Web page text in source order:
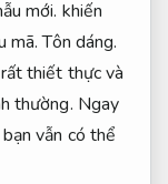
mới. khiến
mã. Tôn dáng.
thiết thực và
thường. Ngay
vẫn có thể